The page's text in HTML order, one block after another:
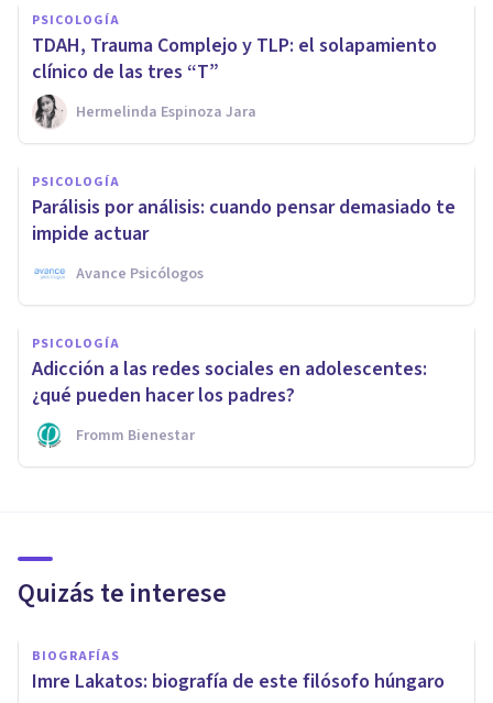
PSICOLOGÍA
TDAH, Trauma Complejo y TLP: el solapamiento
clínico de las tres “T”
Hermelinda Espinoza Jara
PSICOLOGÍA
Parálisis por análisis: cuando pensar demasiado te
impide actuar
Avance Psicólogos
PSICOLOGÍA
Adicción a las redes sociales en adolescentes:
¿qué pueden hacer los padres?
Fromm Bienestar
Quizás te interese
BIOGRAFÍAS
Imre Lakatos: biografía de este filósofo húngaro